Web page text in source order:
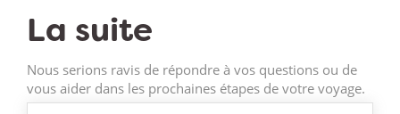
La suite
Nous serions ravis de répondre à vos questions ou de
vous aider dans les prochaines étapes de votre voyage.